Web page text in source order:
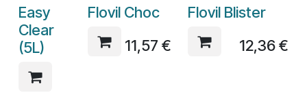
Easy
Clear
(5L)
Flovil Choc
11,57 €
Flovil Blister
12,36€